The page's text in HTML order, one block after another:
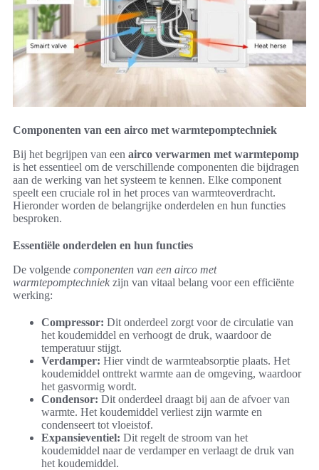
Componenten van een airco met warmtepomptechniek
Bij het begrijpen van een airco verwarmen met warmtepomp
is het essentieel om de verschillende componenten die bijdragen
aan de werking van het systeem te kennen. Elke component
speelt een cruciale rol in het proces van warmteoverdracht.
Hieronder worden de belangrijke onderdelen en hun functies
besproken.
Essentiële onderdelen en hun functies
De volgende componenten van een airco met
warmtepomptechniek zijn van vitaal belang voor een efficiënte
werking:
Compressor: Dit onderdeel zorgt voor de circulatie van
het koudemiddel en verhoogt de druk, waardoor de
temperatuur stijgt.
Verdamper: Hier vindt de warmteabsorptie plaats. Het
koudemiddel onttrekt warmte aan de omgeving, waardoor
het gasvormig wordt.
Condensor: Dit onderdeel draagt bij aan de afvoer van
warmte. Het koudemiddel verliest zijn warmte en
condenseert tot vloeistof.
Expansieventiel: Dit regelt de stroom van het
koudemiddel naar de verdamper en verlaagt de druk van
het koudemiddel.